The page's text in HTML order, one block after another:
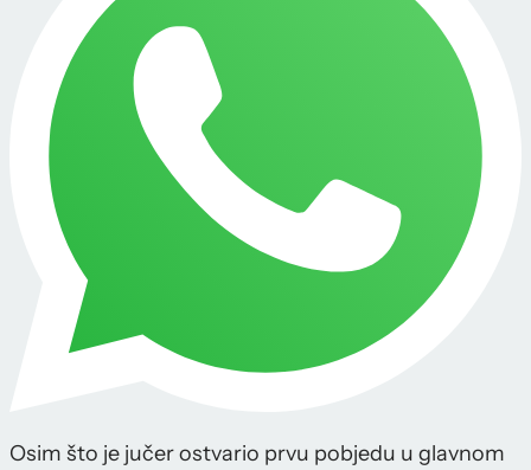
Osim što je jučer ostvario prvu pobjedu u glavnom